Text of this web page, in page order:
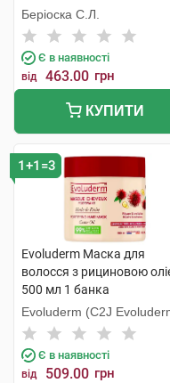
Беріоска С.Л.
Є в наявності
від 463.00 грн
КУПИТИ
1+1=3
Evoluderm Маска для
волосся з рициновою
500 мл 1 банка
Evoluderm (C2J
Є в наявності
від 509.00 грн